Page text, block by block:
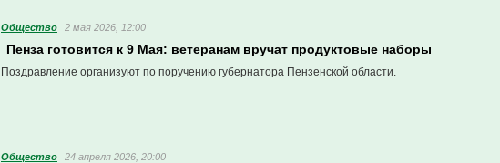
Общество 2 мая 2026, 12:00
Пенза готовится к 9 Мая: ветеранам вручат продуктовые наборы
Поздравление организуют по поручению губернатора Пензенской области.
Общество 24 апреля 2026, 20:00